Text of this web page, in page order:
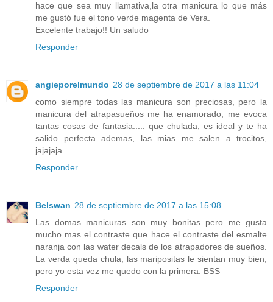
hace que sea muy llamativa,la otra manicura lo que más
me gustó fue el tono verde magenta de Vera.
Excelente trabajo!! Un saludo
Responder
angieporelmundo 28 de septiembre de 2017 a las 11:04
como siempre todas las manicura son preciosas, pero la
manicura del atrapasueños me ha enamorado, me evoca
tantas cosas de fantasia..... que chulada, es ideal y te ha
salido perfecta ademas, las mias me salen a trocitos,
jajajaja
Responder
Belswan 28 de septiembre de 2017 a las 15:08
Las domas manicuras son muy bonitas pero me gusta
mucho mas el contraste que hace el contraste del esmalte
naranja con las water decals de los atrapadores de sueños.
La verda queda chula, las maripositas le sientan muy bien,
pero yo esta vez me quedo con la primera. BSS
Responder